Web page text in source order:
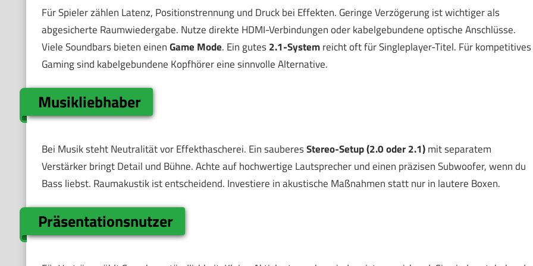
Für Spieler zählen Latenz, Positionstrennung und Druck bei Effekten. Geringe Verzögerung ist wichtiger als
abgesicherte Raumwiedergabe. Nutze direkte HDMI-Verbindungen oder kabelgebundene optische Anschlüsse.
Viele Soundbars bieten einenGame Mode. Ein gutes2.1-Systemreicht oft für Singleplayer-Titel. Für kompetitives
Gaming sind kabelgebundene Kopfhörer eine sinnvolle Alternative.
Musikliebhaber
Bei Musik steht Neutralität vor Effekthascherei. Ein sauberesStereo-Setup (2.0 oder 2.1)mit separatem
Verstärker bringt Detail und Bühne. Achte auf hochwertige Lautsprecher und einen präzisen Subwoofer, wenn du
Bass liebst. Raumakustik ist entscheidend. Investiere in akustische Maßnahmen statt nur in lautere Boxen.
Präsentationsnutzer